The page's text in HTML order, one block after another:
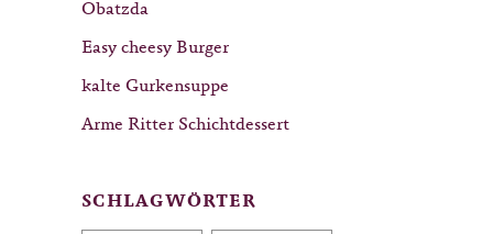
Obatzda
Easy cheesy Burger
kalte Gurkensuppe
Arme Ritter Schichtdessert
SCHLAGWÖRTER